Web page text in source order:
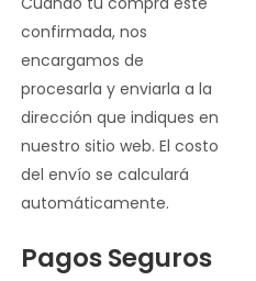
confirmada, nos
encargamos de
procesarla y enviarla a la
dirección que indiques en
nuestro sitio web. El costo
del envío se calculará
automáticamente.
Pagos Seguros